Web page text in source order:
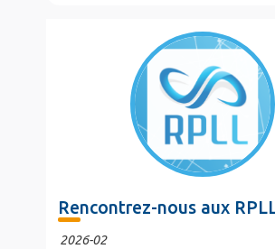
Rencontrez-nous aux
2026-02